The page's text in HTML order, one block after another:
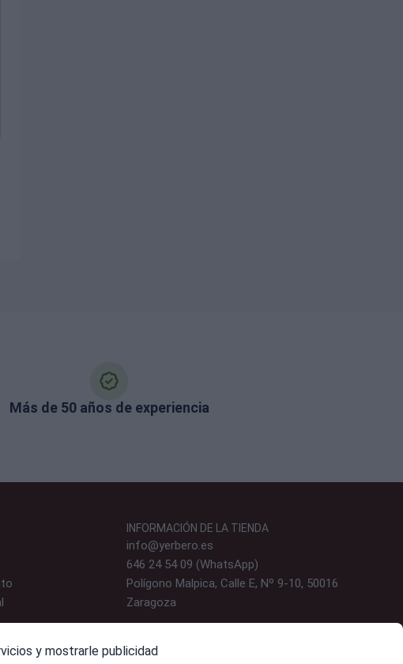
Más de 50 años de experiencia
INFORMACIÓN DE LA TIENDA
info@yerbero.es
646 24 54 09 (WhatsApp)
Polígono Malpica, Calle E, Nº 9-10, 50016
Zaragoza
y mostrarle publicidad